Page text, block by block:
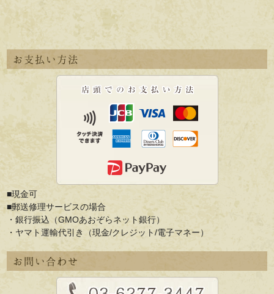
お支払い方法
■現金可
■郵送修理サービスの場合
・銀行振込（GMOあおぞらネット銀行）
・ヤマト運輸代引き（現金/クレジット/電子マネー）
お問い合わせ